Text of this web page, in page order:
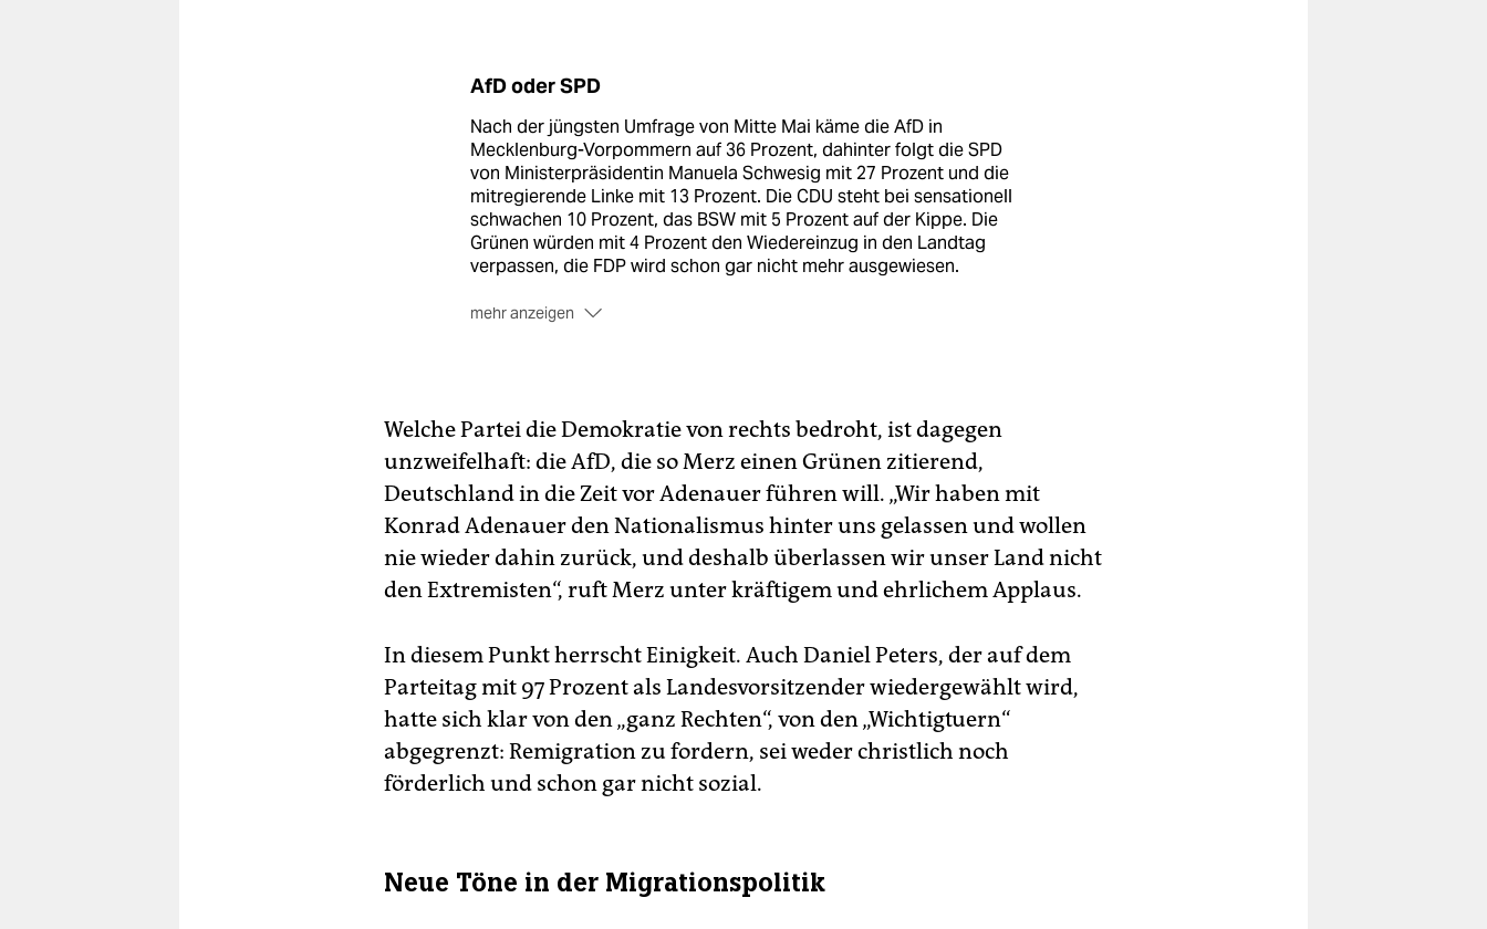
AfD oder SPD
Nach der jüngsten Umfrage von Mitte Mai käme die AfD in
Mecklenburg-Vorpommern auf 36 Prozent, dahinter folgt die SPD
von Ministerpräsidentin Manuela Schwesig mit 27 Prozent und die
mitregierende Linke mit 13 Prozent. Die CDU steht bei sensationell
schwachen 10 Prozent, das BSW mit 5 Prozent auf der Kippe. Die
Grünen würden mit 4 Prozent den Wiedereinzug in den Landtag
verpassen, die FDP wird schon gar nicht mehr ausgewiesen.
mehr anzeigen
Prozent. Die Grünen kamen auf 6,3, die FDP auf 5,8 Prozent.
Die SPD steht seit 1998 an der Spitze der Landesregierung,
regierte in all den Jahren abwechselnd mit der Linken oder der
CDU. Letzteres auch 2017, als der Landtag erstmals Manuela
Schwesig zur Ministerpräsidentin wählte.(rru)
Welche Partei die Demokratie von rechts bedroht, ist dagegen
unzweifelhaft: die AfD, die so Merz einen Grünen zitierend,
Deutschland in die Zeit vor Adenauer führen will. „Wir haben mit
Konrad Adenauer den Nationalismus hinter uns gelassen und wollen
nie wieder dahin zurück, und deshalb überlassen wir unser Land nicht
den Extremisten“, ruft Merz unter kräftigem und ehrlichem Applaus.
In diesem Punkt herrscht Einigkeit. Auch Daniel Peters, der auf dem
Parteitag mit 97 Prozent als Landesvorsitzender wiedergewählt wird,
hatte sich klar von den „ganz Rechten“, von den „Wichtigtuern“
abgegrenzt: Remigration zu fordern, sei weder christlich noch
förderlich und schon gar nicht sozial.
Neue Töne in der Migrationspolitik